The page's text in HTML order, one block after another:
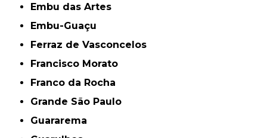
Embu das Artes
Embu-Guaçu
Ferraz de Vasconcelos
Francisco Morato
Franco da Rocha
Grande São Paulo
Guararema